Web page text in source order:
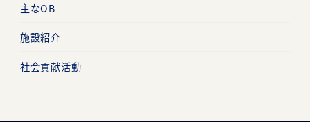
主なOB
施設紹介
社会貢献活動